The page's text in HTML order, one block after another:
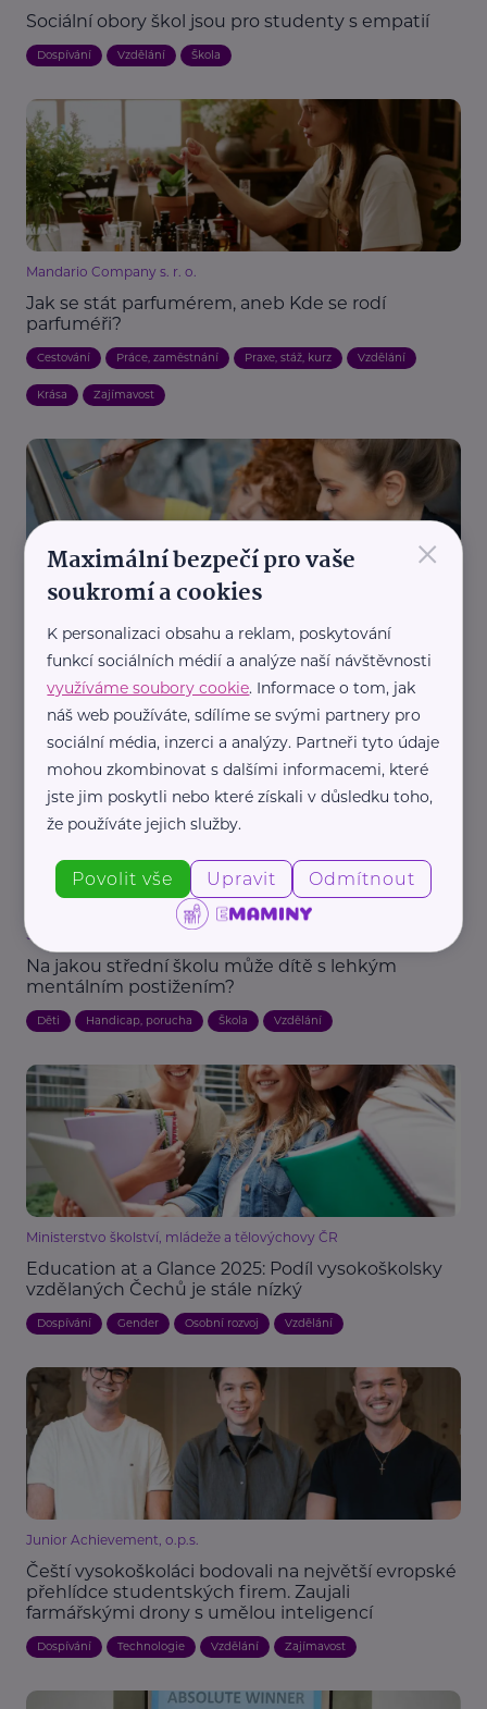
Sociální obory škol jsou pro studenty s empatií
Dospívání Vzdělání Škola
Mandario Company s. r. o.
Jak se stát parfumérem, aneb Kde se rodí
parfuméři?
Cestování Práce, zaměstnání Praxe, stáž, kurz Vzdělání
Krása Zajímavost
Umělecké školy „vychovávají“ k nezaměstnanosti.
Nový program učí studenty, jak proměnit talent v
byznys
Dospívání Práce, zaměstnání Škola Vzdělání Paliativa
Spoluškola, z. s.
Na jakou střední školu může dítě s lehkým
mentálním postižením?
Děti Handicap, porucha Škola Vzdělání
Ministerstvo školství, mládeže a tělovýchovy ČR
Education at a Glance 2025: Podíl vysokoškolsky
vzdělaných Čechů je stále nízký
Dospívání Gender Osobní rozvoj Vzdělání
Junior Achievement, o.p.s.
Čeští vysokoškoláci bodovali na největší evropské
přehlídce studentských firem. Zaujali
farmářskými drony s umělou inteligencí
Dospívání Technologie Vzdělání Zajímavost
×
Maximální bezpečí pro vaše
soukromí a cookies
K personalizaci obsahu a reklam, poskytování
funkcí sociálních médií a analýze naší návštěvnosti
využíváme soubory cookie. Informace o tom, jak
náš web používáte, sdílíme se svými partnery pro
sociální média, inzerci a analýzy. Partneři tyto údaje
mohou zkombinovat s dalšími informacemi, které
jste jim poskytli nebo které získali v důsledku toho,
že používáte jejich služby.
Povolit vše Upravit Odmítnout